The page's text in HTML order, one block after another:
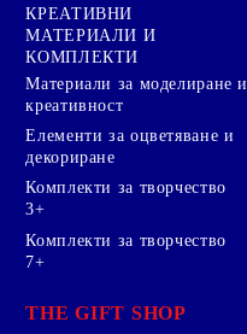
КРЕАТИВНИ
МАТЕРИАЛИ И
КОМПЛЕКТИ
Mатериали за моделиране и
креативност
Елементи за оцветяване и
декориране
Комплекти за творчество
3+
Комплекти за творчество
7+
THE GIFT SHOP